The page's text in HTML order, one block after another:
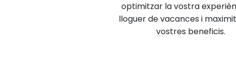
optimitzar la vostra
lloguer de vacances i
vostres beneficis.